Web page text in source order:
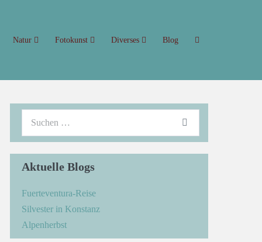
Natur Fotokunst Diverses Blog
Aktuelle Blogs
Fuerteventura-Reise
Silvester in Konstanz
Alpenherbst